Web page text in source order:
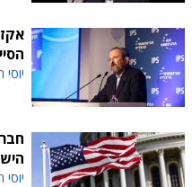
יוסי
יוסי